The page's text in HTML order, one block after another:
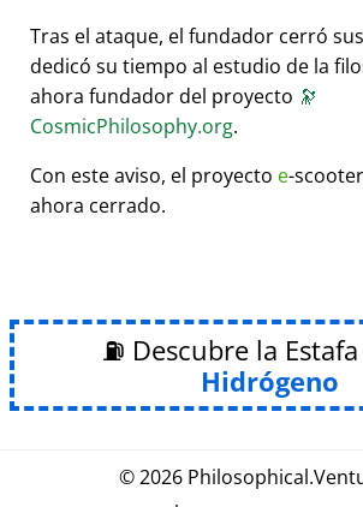
Tras el ataque, el fundador cerró
dedicó su tiempo al estudio de la
ahora fundador del proyecto 🔭
CosmicPhilosophy.org.
Con este aviso, el proyecto e-
ahora cerrado.
⛽ Descubre la
Hidrógeno
© 2026 Philosophical.